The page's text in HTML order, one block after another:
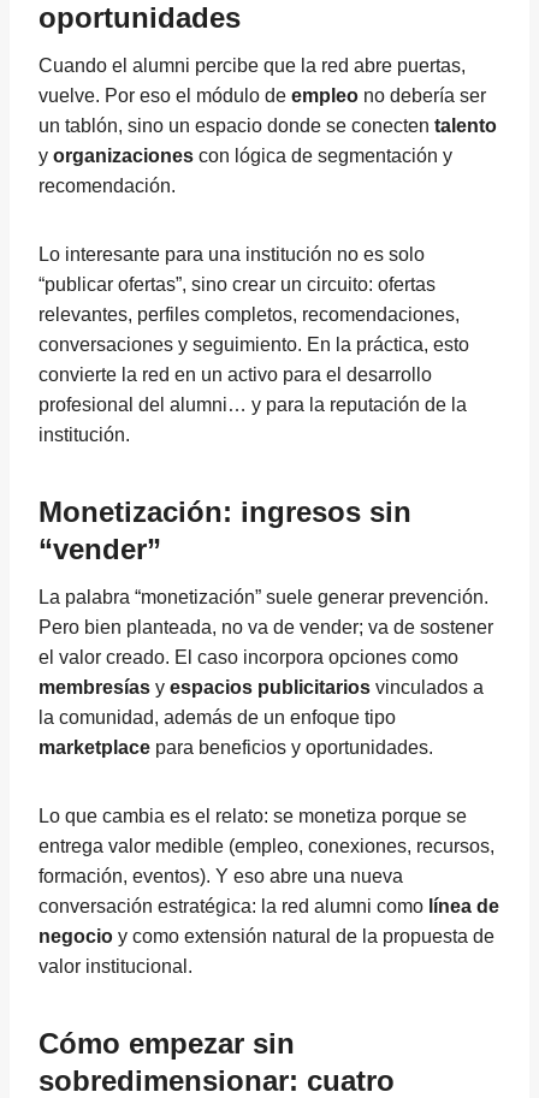
oportunidades
Cuando el alumni percibe que la red abre puertas,
vuelve. Por eso el módulo de empleo no debería ser
un tablón, sino un espacio donde se conecten talento
y organizaciones con lógica de segmentación y
recomendación.
Lo interesante para una institución no es solo
“publicar ofertas”, sino crear un circuito: ofertas
relevantes, perfiles completos, recomendaciones,
conversaciones y seguimiento. En la práctica, esto
convierte la red en un activo para el desarrollo
profesional del alumni… y para la reputación de la
institución.
Monetización: ingresos sin
“vender”
La palabra “monetización” suele generar prevención.
Pero bien planteada, no va de vender; va de sostener
el valor creado. El caso incorpora opciones como
membresías y espacios publicitarios vinculados a
la comunidad, además de un enfoque tipo
marketplace para beneficios y oportunidades.
Lo que cambia es el relato: se monetiza porque se
entrega valor medible (empleo, conexiones, recursos,
formación, eventos). Y eso abre una nueva
conversación estratégica: la red alumni como línea de
negocio y como extensión natural de la propuesta de
valor institucional.
Cómo empezar sin
sobredimensionar: cuatro